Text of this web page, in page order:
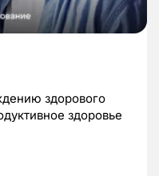
здорового
здоровье